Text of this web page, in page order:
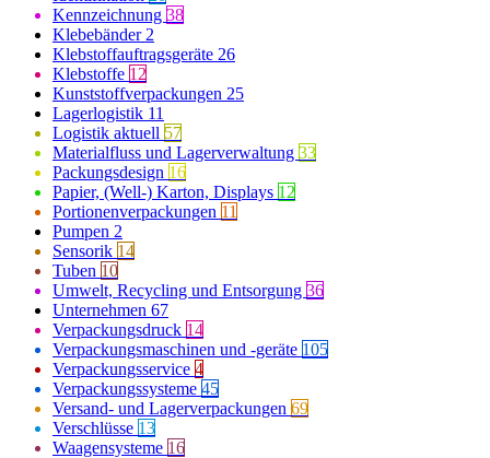
Kennzeichnung 38
Klebebänder 2
Klebstoffauftragsgeräte 26
Klebstoffe 12
Kunststoffverpackungen 25
Lagerlogistik 11
Logistik aktuell 57
Materialfluss und Lagerverwaltung 33
Packungsdesign 16
Papier, (Well-) Karton, Displays 12
Portionenverpackungen 11
Pumpen 2
Sensorik 14
Tuben 10
Umwelt, Recycling und Entsorgung 36
Unternehmen 67
Verpackungsdruck 14
Verpackungsmaschinen und -geräte 105
Verpackungsservice 4
Verpackungssysteme 45
Versand- und Lagerverpackungen 69
Verschlüsse 13
Waagensysteme 16